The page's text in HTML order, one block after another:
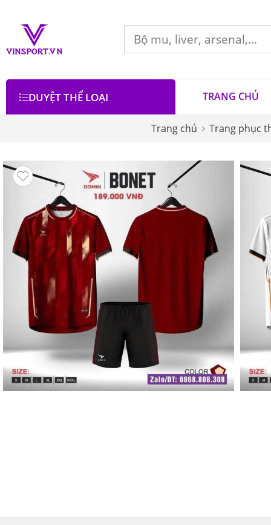
DUYỆT THỂ LOẠI TRANG CHỦ
Trang chủ Trang phục